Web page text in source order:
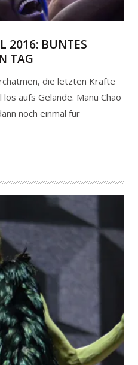
2016: BUNTES
TAG
die letzten Kräfte
aufs Gelände. Manu Chao
noch einmal für